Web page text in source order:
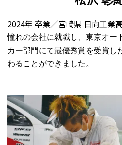
2024年 卒業／宮崎県 日向工業
憧れの会社に就職し、東京オー
カー部門にて最優秀賞を受賞し
わることができました。